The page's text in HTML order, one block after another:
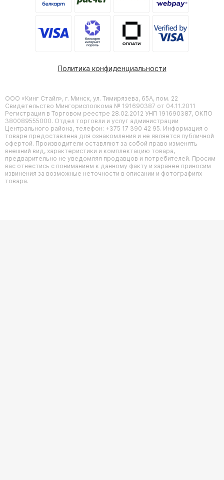
Политика конфиденциальности
ООО «Кинг Стайл», г. Минск, ул. Тимирязева, 65А, пом. 22
Свидетельство Мингорисполкома № 191690387 от 04.11.2011
Регистрация в Торговом реестре 28.02.2012 УНП 191690387, ОКПО
380089555000. Отдел торговли и услуг администрации
Центрального района, телефон: +375 17 390 42 95. Информация о
товаре предоставлена для ознакомления и не является публичной
офертой. Производители оставляют за собой право изменять
внешний вид, характеристики и комплектацию товара,
предварительно не уведомляя продавцов и потребителей. Просим
вас отнестись с пониманием к данному факту и заранее приносим
извинения за возможные неточности в описании и фотографиях
товара.